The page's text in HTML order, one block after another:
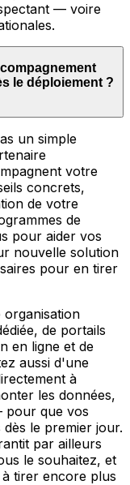
— voire
le déploiement ?
un simple
votre
concrets,
de votre
de
pour aider vos
nouvelle solution
pour en tirer
de portails
en ligne et de
aussi d'une
à
les données,
pour que vos
le premier jour.
par ailleurs
le souhaitez, et
tirer encore plus